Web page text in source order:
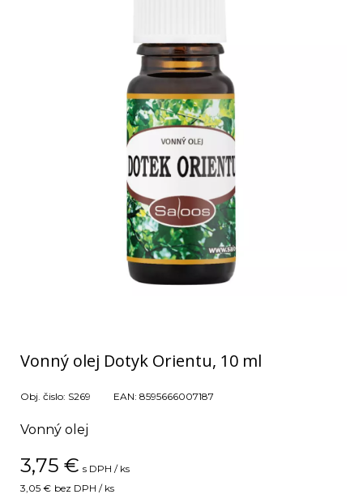
Vonný olej Dotyk Orientu, 10 ml
Obj. čislo: S269 EAN: 8595666007187
Vonný olej
3,75 € s DPH / ks
3,05 € bez DPH / ks